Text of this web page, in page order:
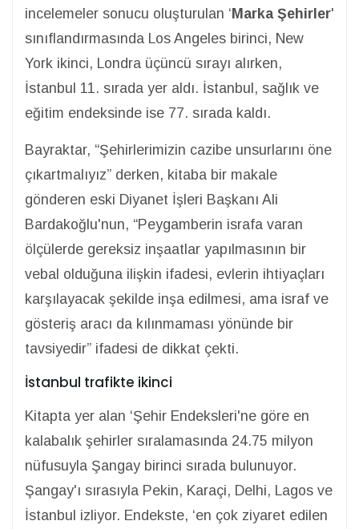
incelemeler sonucu oluşturulan ‘Marka Şehirler'
sınıflandırmasında Los Angeles birinci, New
York ikinci, Londra üçüncü sırayı alırken,
İstanbul 11. sırada yer aldı. İstanbul, sağlık ve
eğitim endeksinde ise 77. sırada kaldı.
Bayraktar, “Şehirlerimizin cazibe unsurlarını öne
çıkartmalıyız” derken, kitaba bir makale
gönderen eski Diyanet İşleri Başkanı Ali
Bardakoğlu'nun, “Peygamberin israfa varan
ölçülerde gereksiz inşaatlar yapılmasının bir
vebal olduğuna ilişkin ifadesi, evlerin ihtiyaçları
karşılayacak şekilde inşa edilmesi, ama israf ve
gösteriş aracı da kılınmaması yönünde bir
tavsiyedir” ifadesi de dikkat çekti.
İstanbul trafikte ikinci
Kitapta yer alan ‘Şehir Endeksleri'ne göre en
kalabalık şehirler sıralamasında 24.75 milyon
nüfusuyla Şangay birinci sırada bulunuyor.
Şangay'ı sırasıyla Pekin, Karaçi, Delhi, Lagos ve
İstanbul izliyor. Endekste, ‘en çok ziyaret edilen